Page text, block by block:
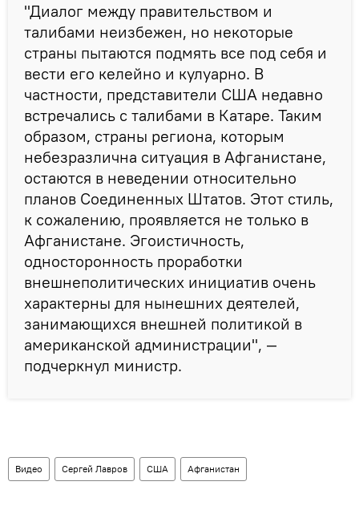
"Диалог между правительством и
талибами неизбежен, но некоторые
страны пытаются подмять все под себя и
вести его келейно и кулуарно. В
частности, представители США недавно
встречались с талибами в Катаре. Таким
образом, страны региона, которым
небезразлична ситуация в Афганистане,
остаются в неведении относительно
планов Соединенных Штатов. Этот стиль,
к сожалению, проявляется не только в
Афганистане. Эгоистичность,
односторонность проработки
внешнеполитических инициатив очень
характерны для нынешних деятелей,
занимающихся внешней политикой в
американской администрации", —
подчеркнул министр.
Видео Сергей Лавров США Афганистан